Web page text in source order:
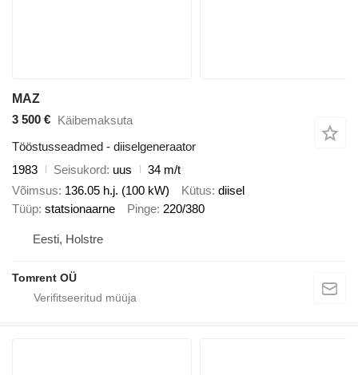
MAZ
3 500 € Käibemaksuta
Tööstusseadmed - diiselgeneraator
1983
Seisukord uus
34 m/t
Võimsus 136.05 h.j. (100 kW) Kütus diisel
Tüüp statsionaarne Pinge 220/380
Eesti, Holstre
Tomrent OÜ